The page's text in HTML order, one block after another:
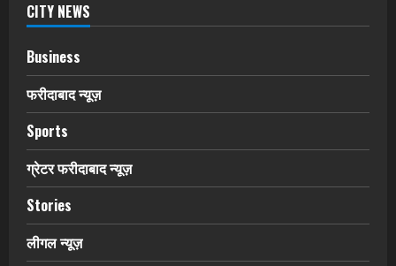
CITY NEWS
Business
फरीदाबाद न्यूज़
Sports
ग्रेटर फरीदाबाद न्यूज़
Stories
लीगल न्यूज़